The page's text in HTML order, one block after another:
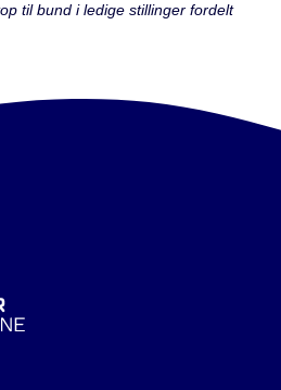
til bund i ledige stillinger fordelt